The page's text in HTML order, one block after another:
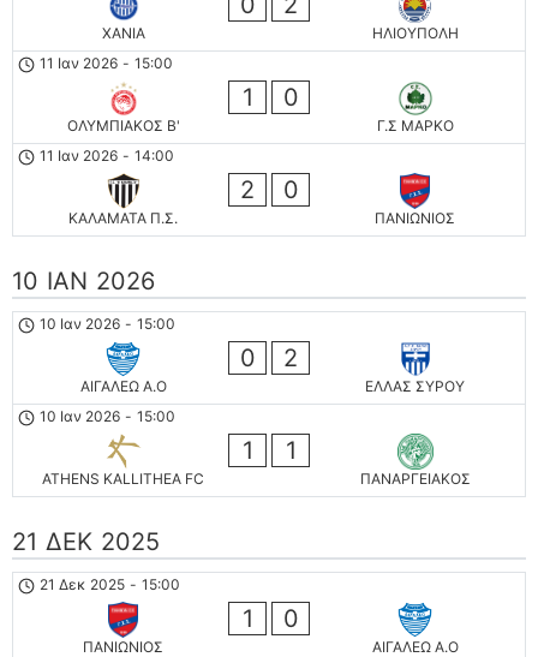
ΧΑΝΙΑ
ΗΛΙΟΥΠΟΛΗ
11 Ιαν 2026 - 15:00
ΟΛΥΜΠΙΑΚΟΣ Β'
1 0
Γ.Σ ΜΑΡΚΟ
11 Ιαν 2026 - 14:00
ΚΑΛΑΜΑΤΑ Π.Σ.
2 0
ΠΑΝΙΩΝΙΟΣ
10 ΙΑΝ 2026
10 Ιαν 2026 - 15:00
ΑΙΓΑΛΕΩ A.O
0 2
ΕΛΛΑΣ ΣΥΡΟΥ
10 Ιαν 2026 - 15:00
ATHENS KALLITHEA FC
1 1
ΠΑΝΑΡΓΕΙΑΚΟΣ
21 ΔΕΚ 2025
21 Δεκ 2025 - 15:00
ΠΑΝΙΩΝΙΟΣ
1 0
ΑΙΓΑΛΕΩ A.O